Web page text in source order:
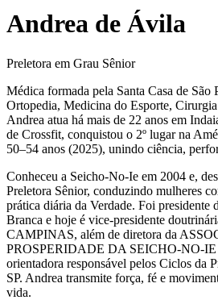
Andrea de Ávila
Preletora em Grau Sênior
Médica formada pela Santa Casa de São
Ortopedia, Medicina do Esporte,
Andrea atua há mais de 22 anos em
de Crossfit, conquistou o 2º lugar na
50–54 anos (2025), unindo ciência,
Conheceu a Seicho-No-Ie em 2004 e,
Preletora Sênior, conduzindo mulheres
prática diária da Verdade. Foi presidente
Branca e hoje é vice-presidente
CAMPINAS, além de diretora da
PROSPERIDADE DA SEICHO-NO-
orientadora responsável pelos Ciclos da
SP. Andrea transmite força, fé e
vida.